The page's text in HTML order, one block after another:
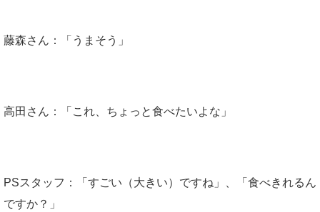
藤森さん：「うまそう」
高田さん：「これ、ちょっと食べたいよな」
PSスタッフ：「すごい（大きい）ですね」、「食べきれるん
ですか？」